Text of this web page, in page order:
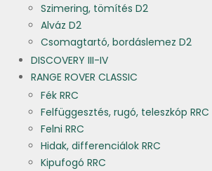
Szimering, tömítés D2
Alváz D2
Csomagtartó, bordáslemez D2
DISCOVERY III-IV
RANGE ROVER CLASSIC
Fék RRC
Felfüggesztés, rugó, teleszkóp RRC
Felni RRC
Hidak, differenciálok RRC
Kipufogó RRC